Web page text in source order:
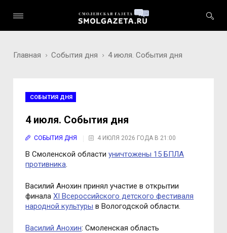
Главная События дня 4 июля. События дня
СОБЫТИЯ ДНЯ
4 июля. События дня
СОБЫТИЯ ДНЯ 4 ИЮЛЯ 2026 ГОДА В 21:00
В Смоленской областиуничтожены 15 БПЛА
противника.
Василий Анохин принял участие в открытии
финалаXI Всероссийского детского фестиваля
народной культуры в Вологодской области.
Василий Анохин: Смоленская область